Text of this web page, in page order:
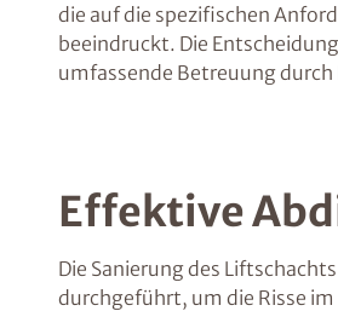
die auf die spezifischen
beeindruckt. Die
umfassende Betreuung durch
Effektive
Die Sanierung des
durchgeführt, um die Risse